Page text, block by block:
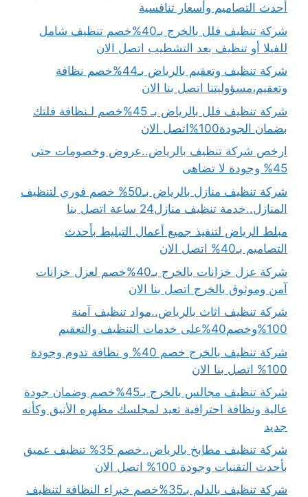
أحدث التصاميم وأسعار تنافسية
شركة تنظيف فلل بالخرج بـ40%خصم تنظيف شامل
للفيلا أو تنظيف بعد التشطيب اتصل الان
شركة تنظيف وتعقيم بالرياض بـ44%خصم نظافة
وتعقيم،مسؤوليتنا اتصل بنا الان
شركة تنظيف فلل بالرياض بـ 45%خصم لـنظافة فلتك
بضمان الجودة100%اتصل الان
ارخص شركة تنظيف بالرياض..عروض وخصومات حتى
45% وجودة لا تضاهى
شركة تنظيف منازل بالرياض بـ50% خصم فوري لتنظيف
المنازل..خدمة تنظيف منازل24 ساعة اتصل بنا
مبلط الرياض لتنفيذ جميع أعمال التبليط بأحدث
التصاميم بـ40% اتصل الان
شركة عزل خزانات بالخرج بـ40%خصم لعزل خزانات
آمن وموثوق بالخرج اتصل بنا الان
شركة تنظيف اثاث بالرياض..مواد تنظيف آمنة
100%وخصم40%على خدمات التنظيف والتعقيم
شركة تنظيف بالخرج خصم 40% و نظافة تدوم وجودة
100% اتصل بنا الان
شركة تنظيف مجالس بالخرج بـ45%خصم وضمان جودة
عالية ونظافة احترافية تعيد لمجلسك مظهره الأنيق وكأنه
جديد
شركة تنظيف مطابخ بالرياض..خصم 35% تنظيف عميق
بأحدث التقنيات وجودة 100% اتصل الان
شركة تنظيف بالدلم بـ35%خصم خبراء النظافة لتنظيف